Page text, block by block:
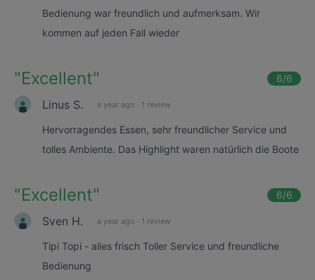
Bedienung war freundlich und aufmerksam. Wir
kommen auf jeden Fall wieder
"Excellent" 6/6
Linus S. a year ago · 1 review
Hervorragendes Essen, sehr freundlicher Service und
tolles Ambiente. Das Highlight waren natürlich die Boote
"Excellent" 6/6
Sven H. a year ago · 1 review
Tipi Topi - alles frisch Toller Service und freundliche
Bedienung